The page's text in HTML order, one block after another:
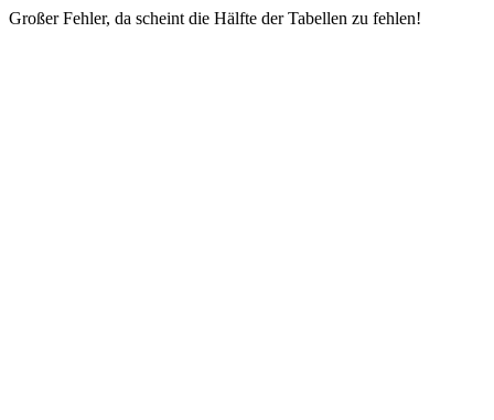
Großer Fehler, da scheint die Hälfte der Tabellen zu fehlen!